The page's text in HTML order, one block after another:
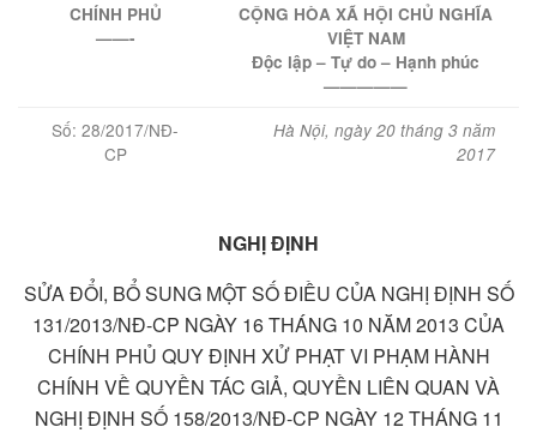
CHÍNH PHỦ
——-
CỘNG HÒA XÃ HỘI CHỦ NGHĨA
VIỆT NAM
Độc lập – Tự do – Hạnh phúc
—————
Số: 28/2017/NĐ-
CP
Hà Nội, ngày 20 tháng 3 năm
2017
NGHỊ ĐỊNH
SỬA ĐỔI, BỔ SUNG MỘT SỐ ĐIỀU CỦA NGHỊ ĐỊNH SỐ
131/2013/NĐ-CP NGÀY 16 THÁNG 10 NĂM 2013 CỦA
CHÍNH PHỦ QUY ĐỊNH XỬ PHẠT VI PHẠM HÀNH
CHÍNH VỀ QUYỀN TÁC GIẢ, QUYỀN LIÊN QUAN VÀ
NGHỊ ĐỊNH SỐ 158/2013/NĐ-CP NGÀY 12 THÁNG 11